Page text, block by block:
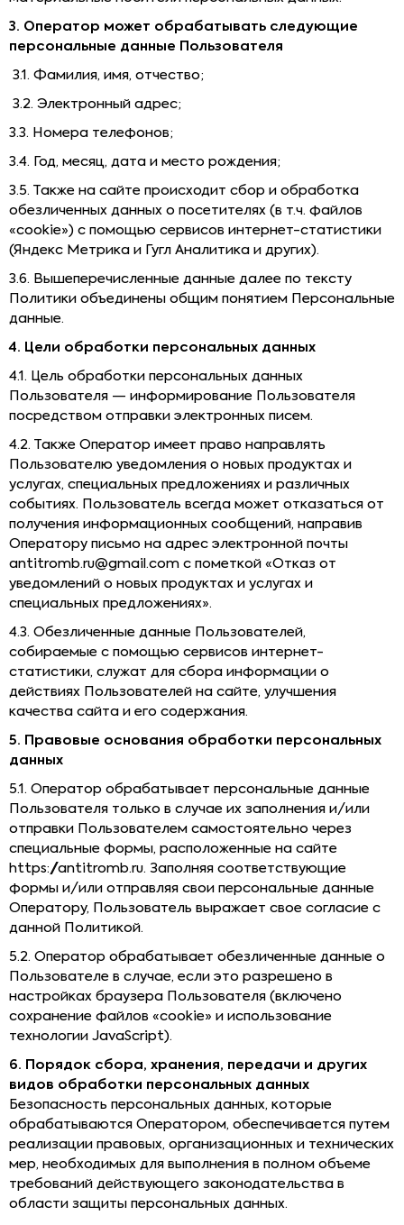
3. Оператор может обрабатывать следующие
персональные данные Пользователя
3.1. Фамилия, имя, отчество;
3.2. Электронный адрес;
3.3. Номера телефонов;
3.4. Год, месяц, дата и место рождения;
3.5. Также на сайте происходит сбор и обработка
обезличенных данных о посетителях (в т.ч. файлов
«cookie») с помощью сервисов интернет-статистики
(Яндекс Метрика и Гугл Аналитика и других).
3.6. Вышеперечисленные данные далее по тексту
Политики объединены общим понятием Персональные
данные.
4. Цели обработки персональных данных
4.1. Цель обработки персональных данных
Пользователя — информирование Пользователя
посредством отправки электронных писем.
4.2. Также Оператор имеет право направлять
Пользователю уведомления о новых продуктах и
услугах, специальных предложениях и различных
событиях. Пользователь всегда может отказаться от
получения информационных сообщений, направив
Оператору письмо на адрес электронной почты
antitromb.ru@gmail.com с пометкой «Отказ от
уведомлений о новых продуктах и услугах и
специальных предложениях».
4.3. Обезличенные данные Пользователей,
собираемые с помощью сервисов интернет-
статистики, служат для сбора информации о
действиях Пользователей на сайте, улучшения
качества сайта и его содержания.
5. Правовые основания обработки персональных
данных
5.1. Оператор обрабатывает персональные данные
Пользователя только в случае их заполнения и/или
отправки Пользователем самостоятельно через
специальные формы, расположенные на сайте
https://antitromb.ru. Заполняя соответствующие
формы и/или отправляя свои персональные данные
Оператору, Пользователь выражает свое согласие с
данной Политикой.
5.2. Оператор обрабатывает обезличенные данные о
Пользователе в случае, если это разрешено в
настройках браузера Пользователя (включено
сохранение файлов «cookie» и использование
технологии JavaScript).
6. Порядок сбора, хранения, передачи и других
видов обработки персональных данных
Безопасность персональных данных, которые
обрабатываются Оператором, обеспечивается путем
реализации правовых, организационных и технических
мер, необходимых для выполнения в полном объеме
требований действующего законодательства в
области защиты персональных данных.